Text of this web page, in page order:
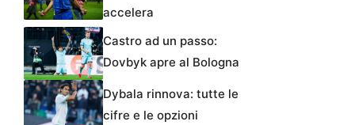
accelera
Castro ad un passo:
Dovbyk apre al Bologna
Dybala rinnova: tutte le
cifre e le opzioni